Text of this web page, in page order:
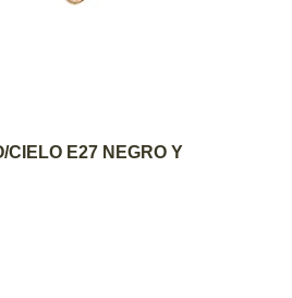
AL CARRITO
CIELO E27 NEGRO Y